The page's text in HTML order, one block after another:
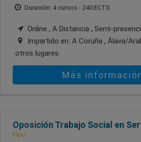
Duración: 4 cursos - 240 ECTS
Online , A Distancia , Semi-
Impartido en: A Coruña , Álava/
otros lugares
Más
Oposición Trabajo Social en
Flou